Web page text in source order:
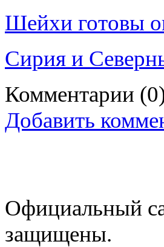
Шейхи готовы
Сирия и
Комментарии
Добавить
Официальный
защищены.